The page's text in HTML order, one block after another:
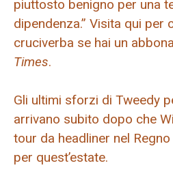
piuttosto benigno per una
dipendenza.” Visita qui per
cruciverba se hai un
Times.
Gli ultimi sforzi di Tweedy
arrivano subito dopo che
tour da headliner nel
per quest’estate.